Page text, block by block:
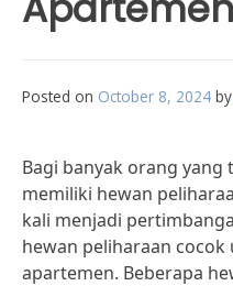
Posted on October 8, 2024 by
Bagi banyak orang
memiliki hewan
kali menjadi
hewan peliharaan
apartemen. Beberapa